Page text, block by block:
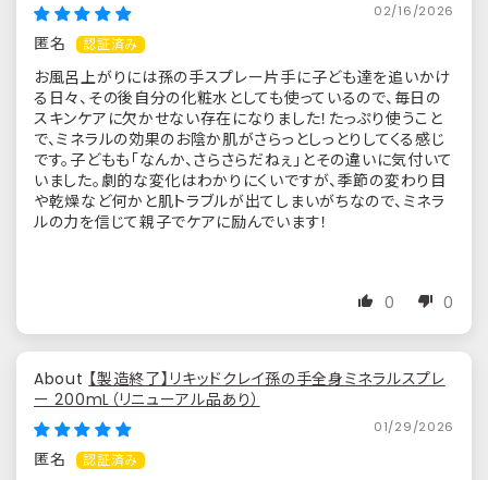
02/16/2026
匿名
お風呂上がりには孫の手スプレー片手に子ども達を追いかけ
る日々、その後自分の化粧水としても使っているので、毎日の
スキンケアに欠かせない存在になりました！たっぷり使うこと
で、ミネラルの効果のお陰か肌がさらっとしっとりしてくる感じ
です。子どもも「なんか、さらさらだねぇ」とその違いに気付いて
いました。劇的な変化はわかりにくいですが、季節の変わり目
や乾燥など何かと肌トラブルが出てしまいがちなので、ミネラ
ルの力を信じて親子でケアに励んでいます！
0 0
【製造終了】リキッドクレイ孫の手全身ミネラルスプレ
ー 200mL（リニューアル品あり）
01/29/2026
匿名